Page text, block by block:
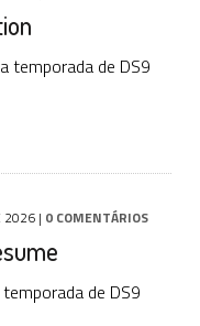
temporada de DS9
2026 | 0 COMENTÁRIOS
de DS9